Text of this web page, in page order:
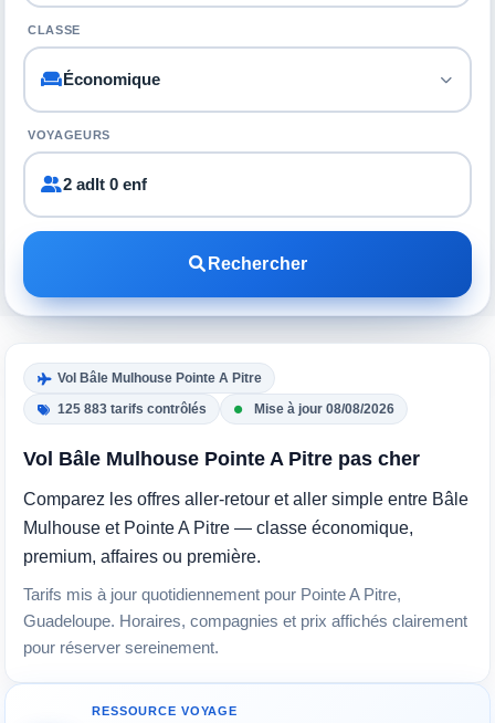
CLASSE
VOYAGEURS
2 adlt 0 enf
Rechercher
Vol Bâle Mulhouse Pointe A Pitre
125 883 tarifs contrôlés Mise à jour 08/08/2026
Vol Bâle Mulhouse Pointe A Pitre pas cher
Comparez les offres aller-retour et aller simple entre Bâle
Mulhouse et Pointe A Pitre — classe économique,
premium, affaires ou première.
Tarifs mis à jour quotidiennement pour Pointe A Pitre,
Guadeloupe. Horaires, compagnies et prix affichés clairement
pour réserver sereinement.
RESSOURCE VOYAGE